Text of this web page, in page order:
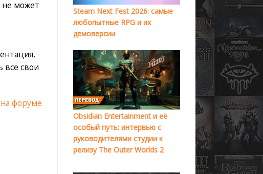
не может
все свои
форуме
Steam Next Fest 2026: самые
любопытные RPG и их
демоверсии
Obsidian Entertainment и её
особый путь: интервью с
руководителями студии к
релизу The Outer Worlds 2